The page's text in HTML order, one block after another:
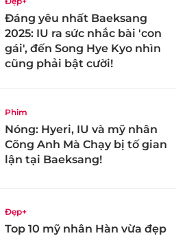
Đáng yêu nhất Baeksang
2025: IU ra sức nhắc bài 'con
gái', đến Song Hye Kyo nhìn
cũng phải bật cười!
Phim
Nóng: Hyeri, IU và mỹ nhân
Cõng Anh Mà Chạy bị tố gian
lận tại Baeksang!
Đẹp+
Top 10 mỹ nhân Hàn vừa đẹp